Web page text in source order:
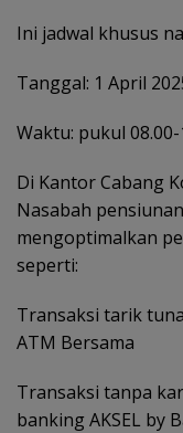
Ini jadwal khusus
Tanggal: 1 April
Waktu: pukul
Di Kantor Cabang
Nasabah
mengoptimalkan
seperti:
Transaksi tarik
ATM Bersama
Transaksi tanpa
banking AKSEL by